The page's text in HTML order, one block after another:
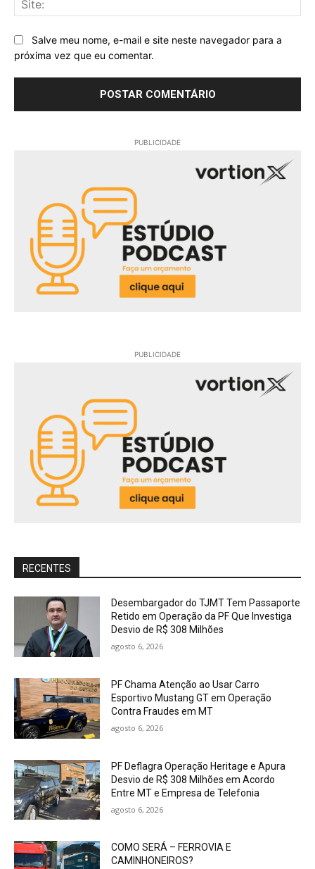
Salve meu nome, e-mail e site neste navegador para a
próxima vez que eu comentar.
PUBLICIDADE
PUBLICIDADE
RECENTES
Desembargador do TJMT Tem Passaporte
Retido em Operação da PF Que Investiga
Desvio de R$ 308 Milhões
agosto 6, 2026
PF Chama Atenção ao Usar Carro
Esportivo Mustang GT em Operação
Contra Fraudes em MT
agosto 6, 2026
PF Deflagra Operação Heritage e Apura
Desvio de R$ 308 Milhões em Acordo
Entre MT e Empresa de Telefonia
agosto 6, 2026
COMO SERÁ – FERROVIA E
CAMINHONEIROS?